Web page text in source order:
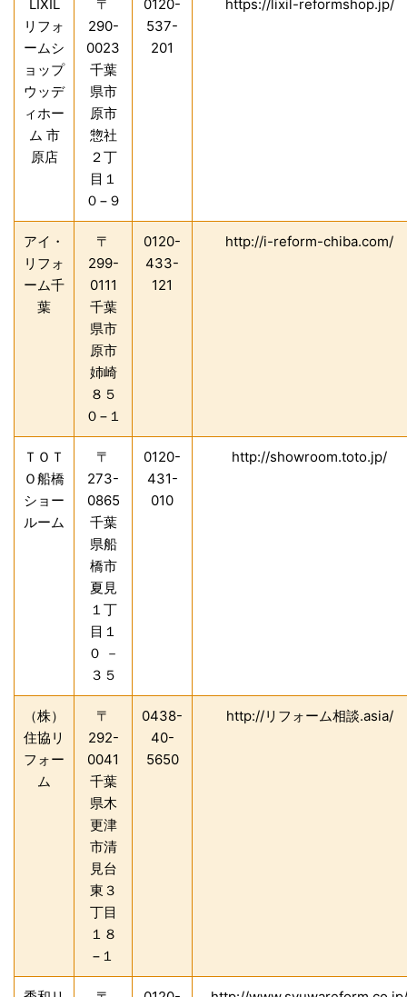
LIXIL
リフォ
ームシ
ョップ
ウッデ
ィホー
ム 市
原店
〒
290-
0023
千葉
県市
原市
惣社
２丁
目１
０−９
0120-
537-
201
https://lixil-reformshop.jp/
アイ・
リフォ
ーム千
葉
〒
299-
0111
千葉
県市
原市
姉崎
８５
０−１
0120-
433-
121
http://i-reform-chiba.com/
ＴＯＴ
Ｏ船橋
ショー
ルーム
〒
273-
0865
千葉
県船
橋市
夏見
１丁
目１
０ －
３５
0120-
431-
010
http://showroom.toto.jp/
（株）
住協リ
フォー
ム
〒
292-
0041
千葉
県木
更津
市清
見台
東３
丁目
１８
−１
0438-
40-
5650
http://リフォーム相談.asia/